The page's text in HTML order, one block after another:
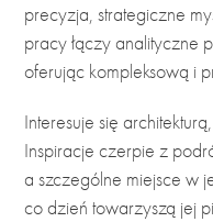
precyzja, strategiczne
pracy łączy analityczne
oferując kompleksową i
Interesuje się
Inspiracje czerpie z
a szczególne miejsce w
co dzień towarzyszą jej